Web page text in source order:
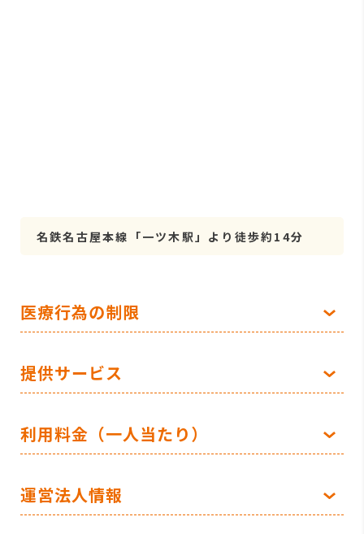
名鉄名古屋本線「一ツ木駅」より徒歩約14分
医療行為の制限
提供サービス
利用料金（一人当たり）
運営法人情報